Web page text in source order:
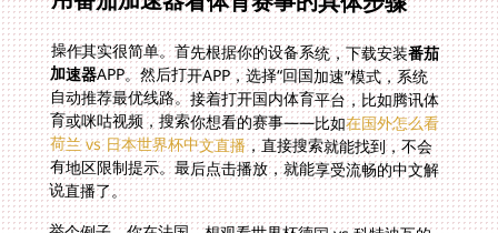
操作其实很简单。首先根据你的设备系统，下载安装番茄
加速器APP。然后打开APP，选择“回国加速”模式，系统
自动推荐最优线路。接着打开国内体育平台，比如腾讯体
育或咪咕视频，搜索你想看的赛事——比如在国外怎么看
荷兰 vs 日本世界杯中文直播，直接搜索就能找到，不会
有地区限制提示。最后点击播放，就能享受流畅的中文解
说直播了。